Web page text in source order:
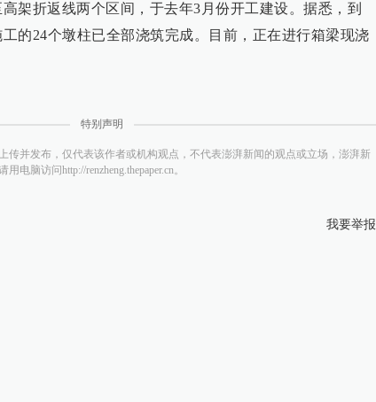
架折返线两个区间，于去年3月份开工建设。据悉，到
的24个墩柱已全部浇筑完成。目前，正在进行箱梁现浇
特别声明
传并发布，仅代表该作者或机构观点，不代表澎湃新闻的观点或立场，澎湃新
电脑访问http://renzheng.thepaper.cn。
我要举报